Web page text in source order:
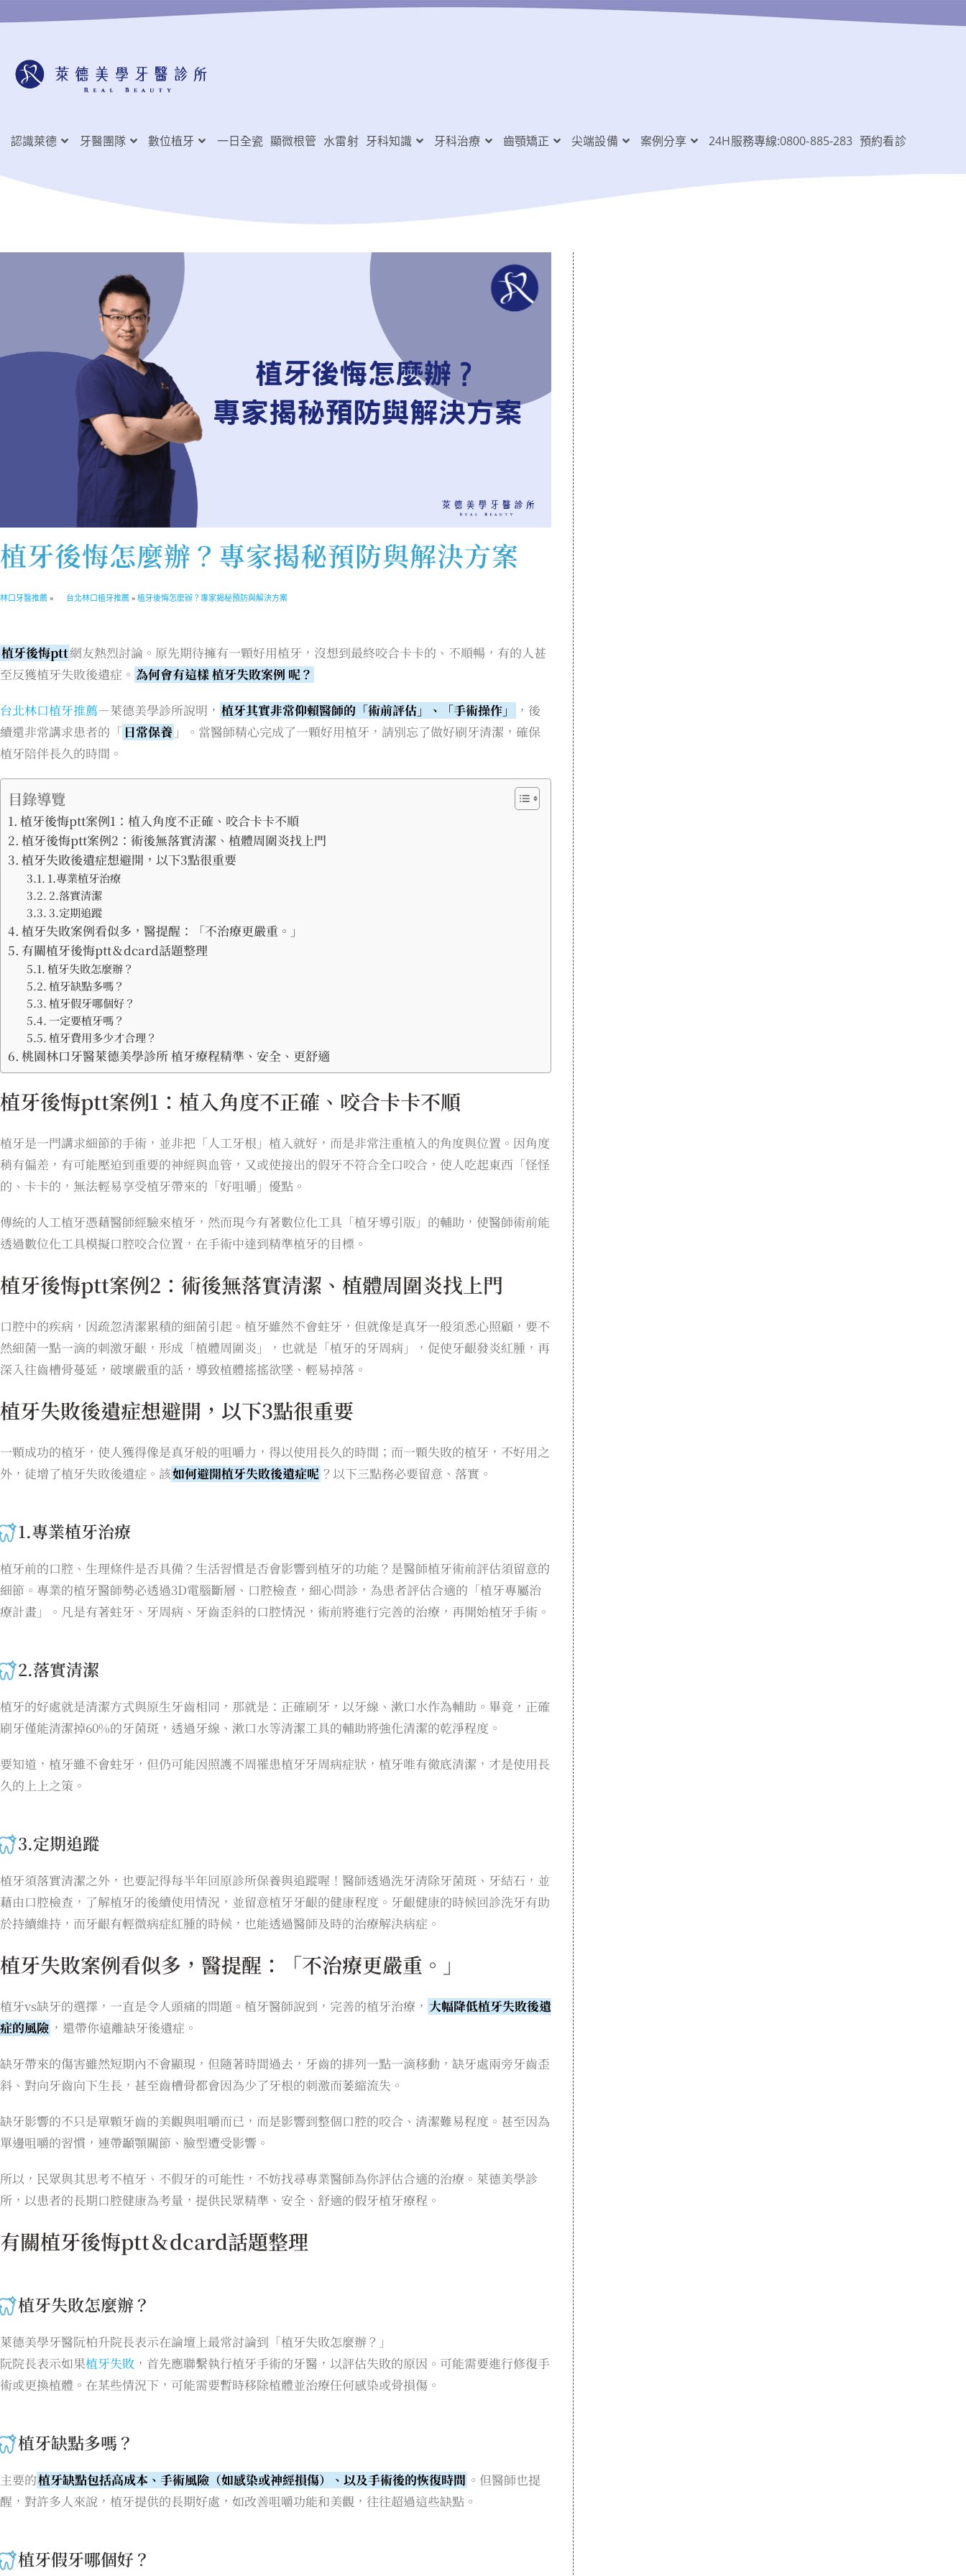
認識萊德 牙醫團隊 數位植牙 一日全瓷 顯微根管 水雷射 牙科知識 牙科治療 齒顎矯正 尖端設備 案例分享 24H服務專線:0800-885-283 預約看診
植牙後悔怎麼辦？專家揭秘預防與解決方案
林口牙醫推薦 » 台北林口植牙推薦 » 植牙後悔怎麼辦？專家揭秘預防與解決方案
植牙後悔ptt網友熱烈討論。原先期待擁有一顆好用植牙，沒想到最終咬合卡卡的、不順暢，有的人甚
至反獲植牙失敗後遺症。 為何會有這樣植牙失敗案例 呢？
台北林口植牙推薦－萊德美學診所說明， 植牙其實非常仰賴醫師的「術前評估」、「手術操作」
，後
續還非常講求患者的「 日常保養 」。當醫師精心完成了一顆好用植牙，請別忘了做好刷牙清潔，確保
植牙陪伴長久的時間。
目錄導覽
植牙後悔ptt案例1：植入角度不正確、咬合卡卡不順
植牙後悔ptt案例2：術後無落實清潔、植體周圍炎找上門
植牙失敗後遺症想避開，以下3點很重要
1.專業植牙治療
2.落實清潔
3.定期追蹤
植牙失敗案例看似多，醫提醒：「不治療更嚴重。」
有關植牙後悔ptt＆dcard話題整理
植牙失敗怎麼辦？
植牙缺點多嗎？
植牙假牙哪個好？
一定要植牙嗎？
植牙費用多少才合理？
桃園林口牙醫萊德美學診所 植牙療程精準、安全、更舒適
植牙後悔ptt案例1：植入角度不正確、咬合卡卡不順
植牙是一門講求細節的手術，並非把「人工牙根」植入就好，而是非常注重植入的角度與位置。因角度
稍有偏差，有可能壓迫到重要的神經與血管，又或使接出的假牙不符合全口咬合，使人吃起東西「怪怪
的、卡卡的，無法輕易享受植牙帶來的「好咀嚼」優點。
傳統的人工植牙憑藉醫師經驗來植牙，然而現今有著數位化工具「植牙導引版」的輔助，使醫師術前能
透過數位化工具模擬口腔咬合位置，在手術中達到精準植牙的目標。
植牙後悔ptt案例2：術後無落實清潔、植體周圍炎找上門
口腔中的疾病，因疏忽清潔累積的細菌引起。植牙雖然不會蛀牙，但就像是真牙一般須悉心照顧，要不
然細菌一點一滴的刺激牙齦，形成「植體周圍炎」，也就是「植牙的牙周病」，促使牙齦發炎紅腫，再
深入往齒槽骨蔓延，破壞嚴重的話，導致植體搖搖欲墜、輕易掉落。
植牙失敗後遺症想避開，以下3點很重要
一顆成功的植牙，使人獲得像是真牙般的咀嚼力，得以使用長久的時間；而一顆失敗的植牙，不好用之
外，徒增了植牙失敗後遺症。該如何避開植牙失敗後遺症呢 ？以下三點務必要留意、落實。
1.專業植牙治療
植牙前的口腔、生理條件是否具備？生活習慣是否會影響到植牙的功能？是醫師植牙術前評估須留意的
細節。專業的植牙醫師勢必透過3D電腦斷層、口腔檢查，細心問診，為患者評估合適的「植牙專屬治
療計畫」。凡是有著蛀牙、牙周病、牙齒歪斜的口腔情況，術前將進行完善的治療，再開始植牙手術。
2.落實清潔
植牙的好處就是清潔方式與原生牙齒相同，那就是：正確刷牙，以牙線、漱口水作為輔助。畢竟，正確
刷牙僅能清潔掉60%的牙菌斑，透過牙線、漱口水等清潔工具的輔助將強化清潔的乾淨程度。
要知道，植牙雖不會蛀牙，但仍可能因照護不周罹患植牙牙周病症狀，植牙唯有徹底清潔，才是使用長
久的上上之策。
3.定期追蹤
植牙須落實清潔之外，也要記得每半年回原診所保養與追蹤喔！醫師透過洗牙清除牙菌斑、牙結石，並
藉由口腔檢查，了解植牙的後續使用情況，並留意植牙牙齦的健康程度。牙齦健康的時候回診洗牙有助
於持續維持，而牙齦有輕微病症紅腫的時候，也能透過醫師及時的治療解決病症。
植牙失敗案例看似多，醫提醒：「不治療更嚴重。」
植牙vs缺牙的選擇，一直是令人頭痛的問題。植牙醫師說到，完善的植牙治療， 大幅降低植牙失敗後遺
症的風險 ，還帶你遠離缺牙後遺症。
缺牙帶來的傷害雖然短期內不會顯現，但隨著時間過去，牙齒的排列一點一滴移動，缺牙處兩旁牙齒歪
斜、對向牙齒向下生長，甚至齒槽骨都會因為少了牙根的刺激而萎縮流失。
缺牙影響的不只是單顆牙齒的美觀與咀嚼而已，而是影響到整個口腔的咬合、清潔難易程度。甚至因為
單邊咀嚼的習慣，連帶顳顎關節、臉型遭受影響。
所以，民眾與其思考不植牙、不假牙的可能性，不妨找尋專業醫師為你評估合適的治療。萊德美學診
所，以患者的長期口腔健康為考量，提供民眾精準、安全、舒適的假牙植牙療程。
有關植牙後悔ptt＆dcard話題整理
植牙失敗怎麼辦？
萊德美學牙醫阮柏升院長表示在論壇上最常討論到「植牙失敗怎麼辦？」
阮院長表示如果植牙失敗 ，首先應聯繫執行植牙手術的牙醫，以評估失敗的原因。可能需要進行修復手
術或更換植體。在某些情況下，可能需要暫時移除植體並治療任何感染或骨損傷。
植牙缺點多嗎？
主要的植牙缺點包括高成本、手術風險（如感染或神經損傷）、以及手術後的恢復時間 。但醫師也提
醒，對許多人來說，植牙提供的長期好處，如改善咀嚼功能和美觀，往往超過這些缺點。
植牙假牙哪個好？